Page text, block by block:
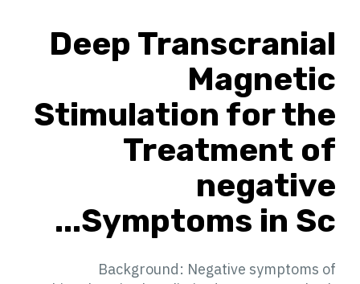
Deep Transcranial
Magnetic
Stimulation for the
Treatment of
negative
Symptoms in Sc...
Background: Negative symptoms of